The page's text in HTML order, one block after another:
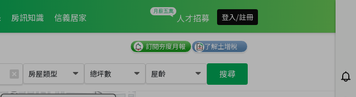
房訊知識 信義居家 人才招募 登入/註冊
訂閱夯度月報 了解土增稅
房屋類型 總坪數 屋齡 搜尋